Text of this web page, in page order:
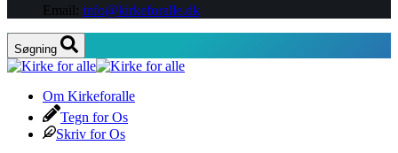
Email: info@kirkeforalle.dk
Søgning
Om Kirkeforalle
Tegn for Os
Skriv for Os